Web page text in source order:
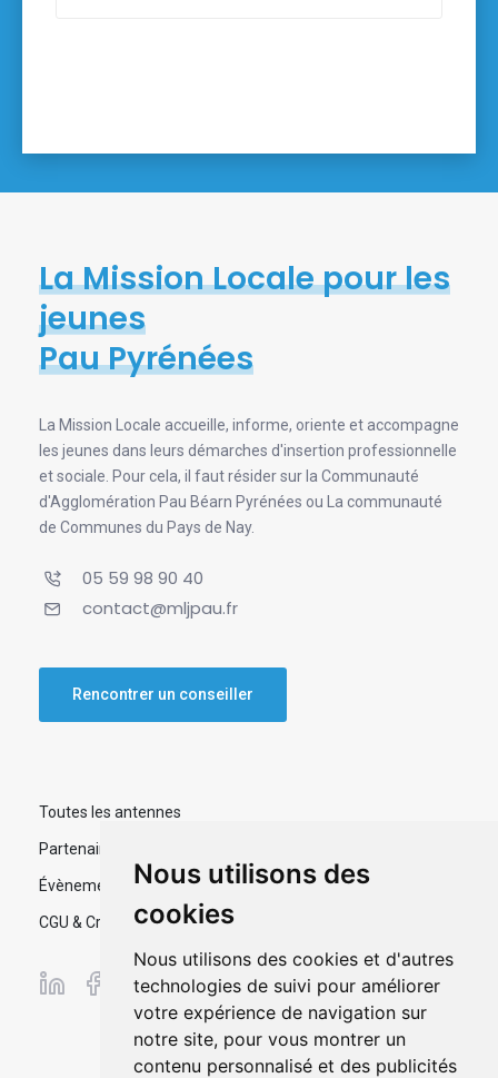
Nous utilisons des
cookies
Nous utilisons des cookies et d'autres
technologies de suivi pour améliorer
votre expérience de navigation sur
notre site, pour vous montrer un
contenu personnalisé et des publicités
La Mission Locale pour les
jeunes
Pau Pyrénées
La Mission Locale accueille, informe, oriente et accompagne
les jeunes dans leurs démarches d'insertion professionnelle
et sociale. Pour cela, il faut résider sur la Communauté
d'Agglomération Pau Béarn Pyrénées ou La communauté
de Communes du Pays de Nay.
05 59 98 90 40
contact@mljpau.fr
Rencontrer un conseiller
Toutes les antennes
Partenaires
Évènements
CGU & Crédits